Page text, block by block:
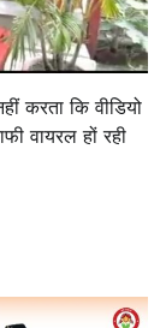
करता कि वीडियो
वायरल हों रही